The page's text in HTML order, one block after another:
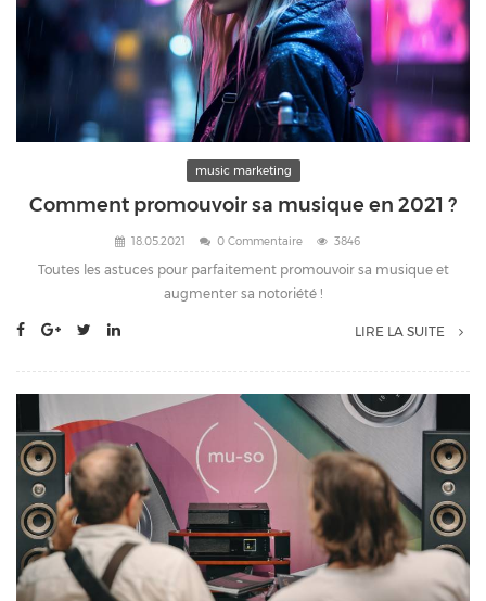
music marketing
Comment promouvoir sa musique en 2021 ?
18.05.2021 0 Commentaire 3846
Toutes les astuces pour parfaitement promouvoir sa musique et
augmenter sa notoriété !
LIRE LA SUITE